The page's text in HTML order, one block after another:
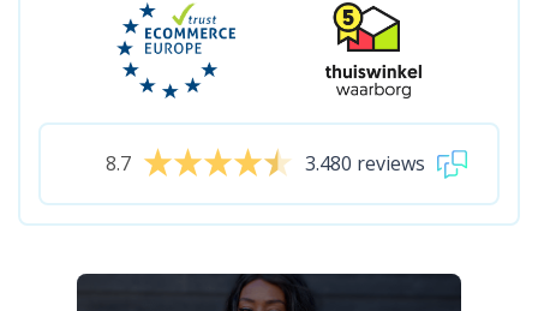
8.7 3.480 reviews